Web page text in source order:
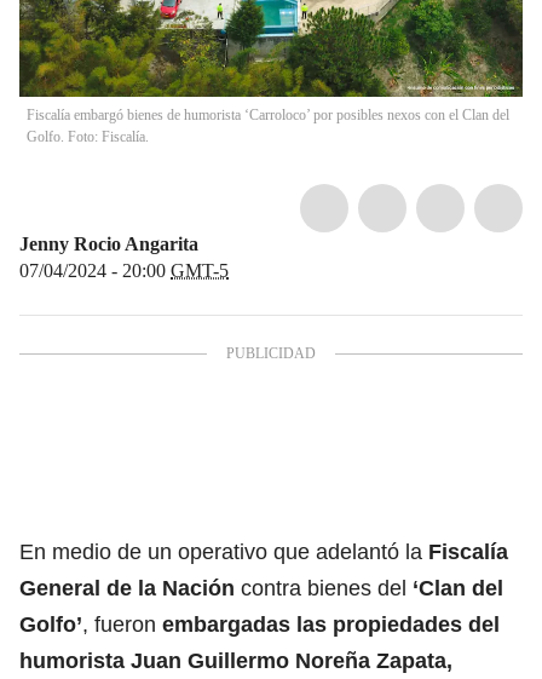
Fiscalía embargó bienes de humorista ‘Carroloco’ por posibles nexos con el Clan del
Golfo. Foto: Fiscalía.
Jenny Rocio Angarita
07/04/2024 - 20:00 GMT-5
En medio de un operativo que adelantó la Fiscalía
General de la Nación contra bienes del ‘Clan del
Golfo’, fueron embargadas las propiedades del
humorista Juan Guillermo Noreña Zapata,